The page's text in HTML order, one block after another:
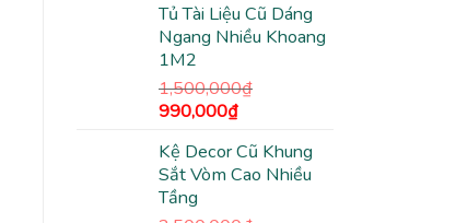
là:
940,000₫.
Tủ Tài Liệu Cũ Dáng
Ngang Nhiều Khoang
1M2
1,500,000₫
Giá
là:
1,500,000₫.
990,000₫Giá
tại
là:
Kệ Decor Cũ Khung
Sắt Vòm Cao Nhiều
Tầng